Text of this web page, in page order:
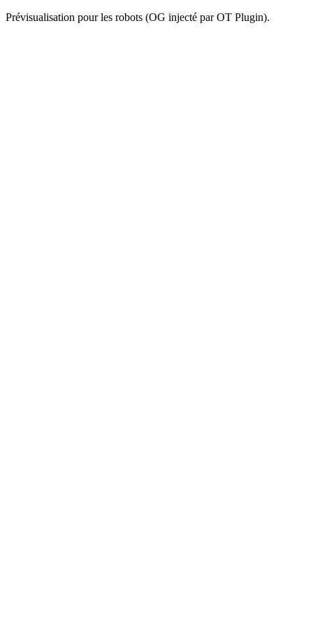
Prévisualisation pour les robots (OG injecté par OT Plugin).